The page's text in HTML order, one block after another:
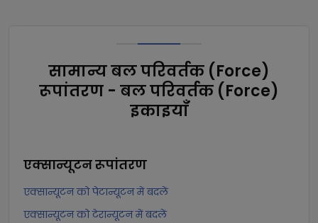
सामान्य बल परिवर्तक (Force)
रूपांतरण - बल परिवर्तक (Force)
इकाइयाँ
एक्सान्यूटनरूपांतरण
एक्सान्यूटन को पेटान्यूटन में बदलें
एक्सान्यूटन को टेरान्यूटन में बदलें